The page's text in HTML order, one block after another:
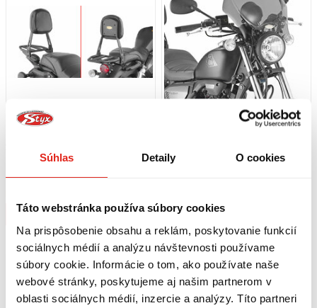
Súhlas Detaily O cookies
Táto webstránka používa súbory cookies
Na prispôsobenie obsahu a reklám, poskytovanie funkcií
sociálnych médií a analýzu návštevnosti používame
súbory cookie. Informácie o tom, ako používate naše
webové stránky, poskytujeme aj našim partnerom v
oblasti sociálnych médií, inzercie a analýzy. Títo partneri
GIVI ZADNÁ OPIERKA KEEWAY K-
Kúpiť
GIVI SADA NA MONTÁŽ PLEXI
Kúpiť